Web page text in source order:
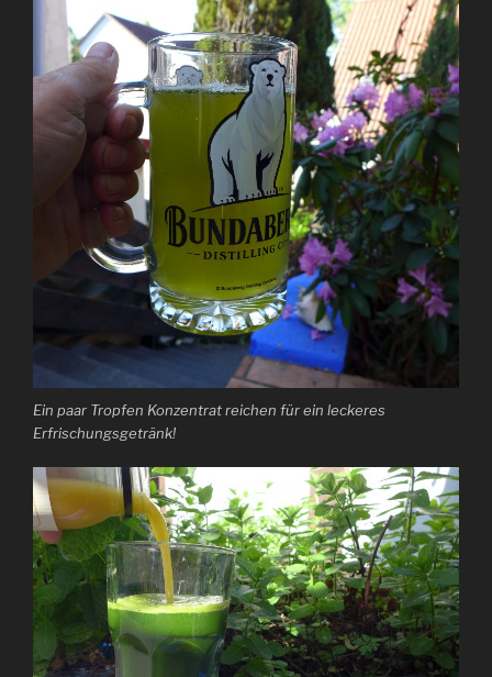
Ein paar Tropfen Konzentrat reichen für ein leckeres
Erfrischungsgetränk!